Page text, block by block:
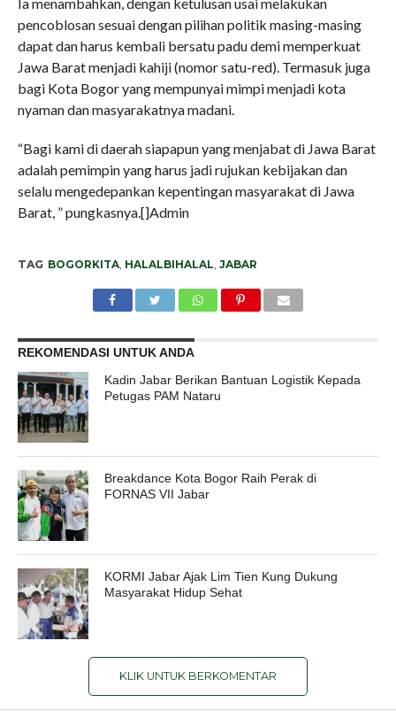
pencoblosan sesuai dengan pilihan politik masing-masing
dapat dan harus kembali bersatu padu demi memperkuat
Jawa Barat menjadi kahiji (nomor satu-red). Termasuk juga
bagi Kota Bogor yang mempunyai mimpi menjadi kota
nyaman dan masyarakatnya madani.
“Bagi kami di daerah siapapun yang menjabat di Jawa Barat
adalah pemimpin yang harus jadi rujukan kebijakan dan
selalu mengedepankan kepentingan masyarakat di Jawa
Barat, ” pungkasnya.[]Admin
TAG BOGORKITA, HALALBIHALAL JABAR
REKOMENDASI UNTUK ANDA
Kadin Jabar Berikan Bantuan Logistik Kepada
Petugas PAM Nataru
Breakdance Kota Bogor Raih Perak di
FORNAS VII Jabar
KORMI Jabar Ajak Lim Tien Kung Dukung
Masyarakat Hidup Sehat
KLIK UNTUK BERKOMENTAR